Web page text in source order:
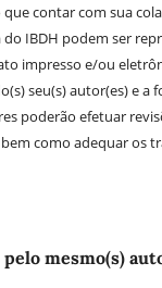
contar com sua
do IBDH podem ser
impresso e/ou
seu(s) autor(es) e a
poderão efetuar
como adequar os
mesmo(s)